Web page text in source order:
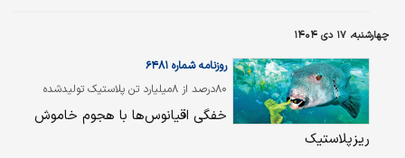
دست یابد. با همین منظور نقش‌آفرینی پکن در
نهادهای مرتبط با حوزه دریایی افزایش یافته و با
همین هدف روابط خود را با کشورهایی که از
فناوری‌های این حوزه برخوردار هستند، افزایش داده
چهارشنبه، ۱۷ دی ۱۴۰۴
۸۰درصد از ۸‌میلیارد تن پلاستیک تولیدشده
درجهان، بدون بازیافت رها شده است؛
روزنامه شماره ۶۴۸۱
خفگی اقیانوس‌ها با هجوم خاموش
ریزپلاستیک‌